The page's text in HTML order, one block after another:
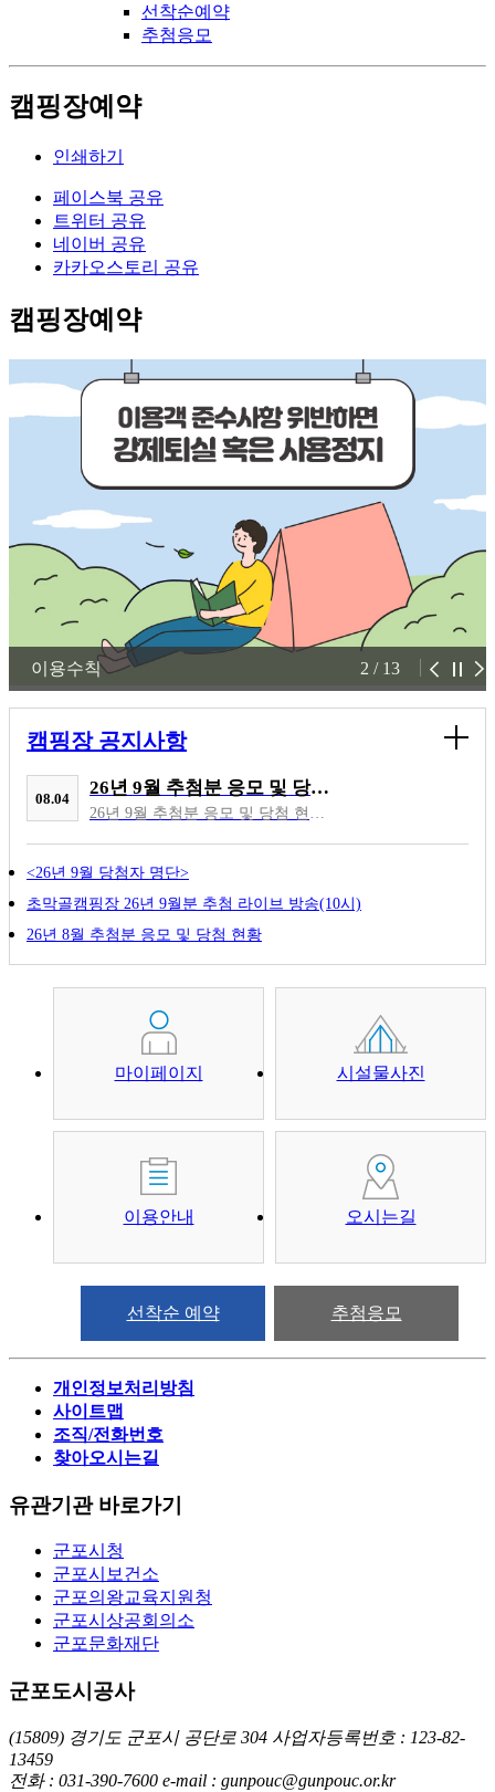
선착순예약
추첨응모
캠핑장예약
인쇄하기
페이스북 공유
트위터 공유
네이버 공유
카카오스토리 공유
캠핑장예약
이용수칙 2 / 13
캠핑장 공지사항
08.04
26년 9월 추첨분 응모 및 당첨 현황
26년 9월 추첨분 응모 및 당첨 현황 ○ 총 응모자: 880명 ○ 당첨자: 310명 ○ 시설별 당...
<26년 9월 당첨자 명단>
초막골캠핑장 26년 9월분 추첨 라이브 방송(10시)
26년 8월 추첨분 응모 및 당첨 현황
마이페이지 시설물사진
이용안내 오시는길
선착순 예약 추첨응모
개인정보처리방침
사이트맵
조직/전화번호
찾아오시는길
유관기관 바로가기
군포시청
군포시보건소
군포의왕교육지원청
군포시상공회의소
군포문화재단
군포도시공사
(15809) 경기도 군포시 공단로 304 사업자등록번호 : 123-82-
13459
전화 : 031-390-7600 e-mail : gunpouc@gunpouc.or.kr